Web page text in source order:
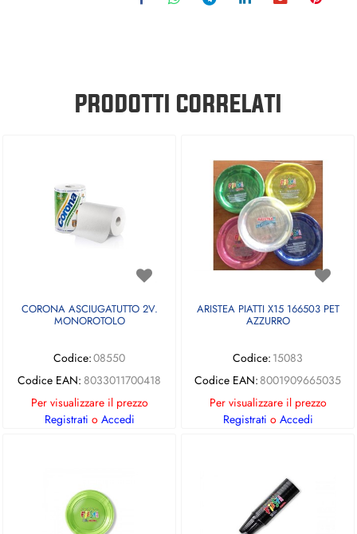
PRODOTTI CORRELATI
CORONA ASCIUGATUTTO 2V.
MONOROTOLO
Codice:08550
Codice EAN: 8033011700418
Per visualizzare il prezzo
Registrati o Accedi
ARISTEA PIATTI X15 166503 PET
AZZURRO
Codice: 15083
Codice EAN: 8001909665035
Per visualizzare il prezzo
Registrati o Accedi